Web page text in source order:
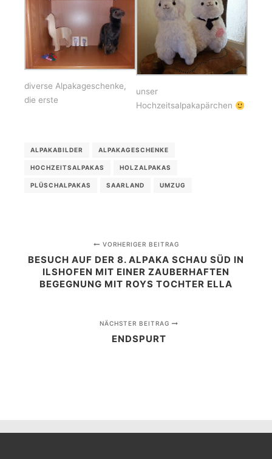
diverse Alpakageschenke,
die erste
unser
Hochzeitsalpakapärchen
ALPAKABILDER ALPAKAGESCHENKE
HOCHZEITSALPAKAS HOLZALPAKAS
PLÜSCHALPAKAS SAARLAND UMZUG
VORHERIGER BEITRAG
BESUCH AUF DER 8. ALPAKA SCHAU SÜD IN
ILSHOFEN MIT EINER ZAUBERHAFTEN
BEGEGNUNG MIT ROYS TOCHTER ELLA
NÄCHSTER BEITRAG
ENDSPURT